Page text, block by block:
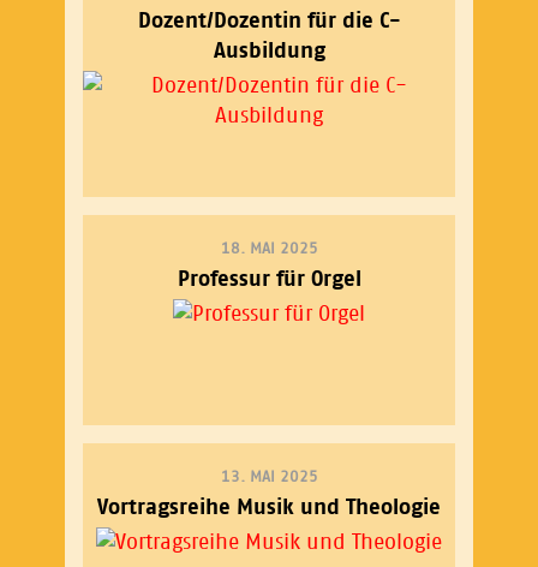
Dozent/Dozentin für die C-
Ausbildung
18. MAI 2025
Professur für Orgel
13. MAI 2025
Vortragsreihe Musik und Theologie